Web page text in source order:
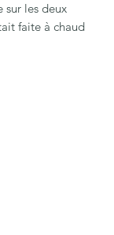
sur les deux
faite à chaud